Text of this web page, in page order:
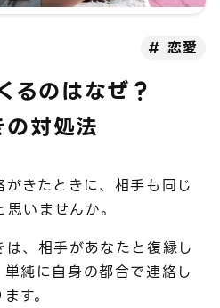
恋愛
るのはなぜ？
対処法
きたときに、相手も同じ
いませんか。
、相手があなたと復縁し
純に自身の都合で連絡し
す。